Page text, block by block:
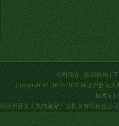
公司简介 组织机构
Copyright © 2007-2022 阿坝州卧龙
技术支
阿坝州卧龙大熊猫旅游开发投资有限责任公司